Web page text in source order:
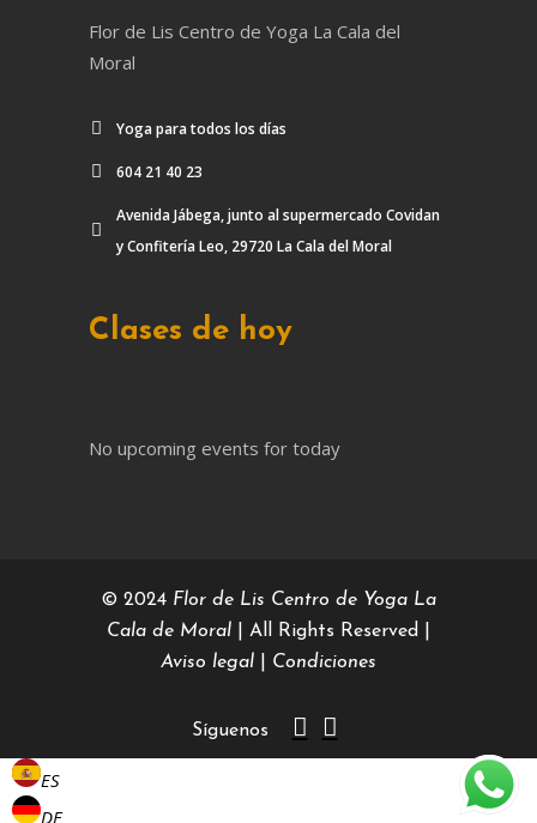
Flor de Lis Centro de Yoga La Cala del
Moral
Yoga para todos los días
604 21 40 23
Avenida Jábega, junto al supermercado Covidan
y Confitería Leo, 29720 La Cala del Moral
Clases de hoy
No upcoming events for today
© 2024 Flor de Lis Centro de Yoga La
Cala de Moral | All Rights Reserved |
Aviso legal
Condiciones
Síguenos
ES
DE